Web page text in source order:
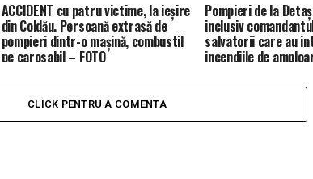
ACCIDENT cu patru victime, la ieșire
din Coldău. Persoană extrasă de
pompieri dintr-o mașină, combustil
pe carosabil – FOTO
Pompieri de la
inclusiv
salvatorii care au
incendiile de
CLICK PENTRU A COMENTA